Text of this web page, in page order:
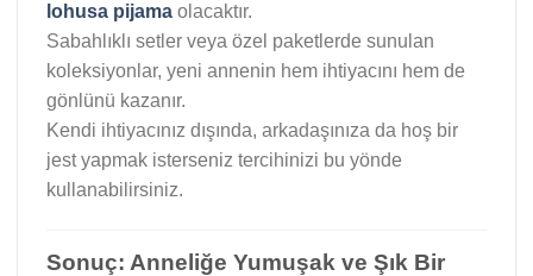
lohusa pijama olacaktır.
Sabahlıklı setler veya özel paketlerde sunulan
koleksiyonlar, yeni annenin hem ihtiyacını hem de
gönlünü kazanır.
Kendi ihtiyacınız dışında, arkadaşınıza da hoş bir
jest yapmak isterseniz tercihinizi bu yönde
kullanabilirsiniz.
Sonuç: Anneliğe Yumuşak ve Şık Bir